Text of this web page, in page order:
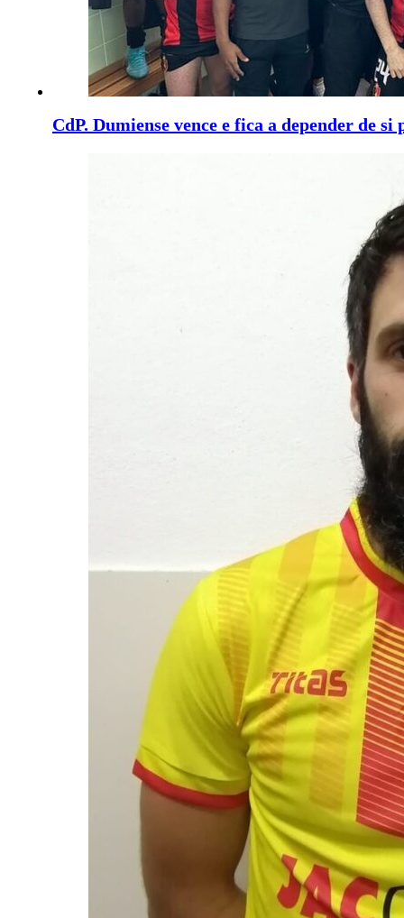
CdP. Dumiense vence e fica a depender de